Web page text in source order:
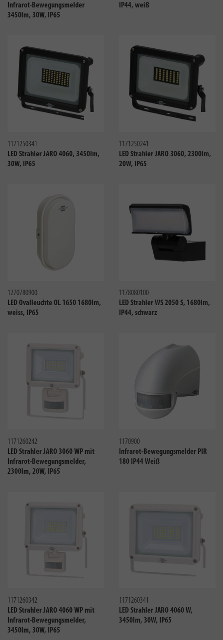
Infrarot-Bewegungsmelder
3450lm, 30W, IP65
IP44, weiß
1171250341
LED Strahler JARO 4060, 3450lm,
30W, IP65
1171250241
LED Strahler JARO 3060, 2300lm,
20W, IP65
1270780900
LED Ovalleuchte OL 1650 1680lm,
weiss, IP65
1178080100
LED Strahler WS 2050 S, 1680lm,
IP44, schwarz
1171260242
LED Strahler JARO 3060 WP mit
Infrarot-Bewegungsmelder,
2300lm, 20W, IP65
1170900
Infrarot-Bewegungsmelder PIR
180 IP44 Weiß
1171260342
LED Strahler JARO 4060 WP mit
Infrarot-Bewegungsmelder,
3450lm, 30W, IP65
1171260341
LED Strahler JARO 4060 W,
3450lm, 30W, IP65